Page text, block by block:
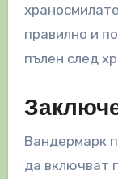
правилно и
пълен след
Вандермарк
да включват